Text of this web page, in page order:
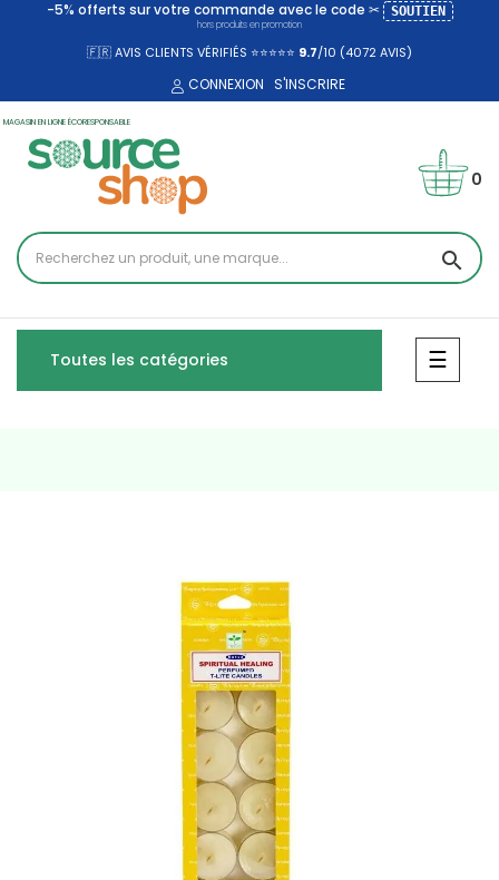
-5% offerts sur votre commande avec le code ✂ SOUTIEN
hors produits en promotion
🇫🇷 AVIS CLIENTS VÉRIFIÉS ⭐⭐⭐⭐⭐ 9.7/10 (4072AVIS)
CONNEXION S'INSCRIRE
MAGASIN EN LIGNE ÉCORESPONSABLE
search
0
Toutes les catégories ☰